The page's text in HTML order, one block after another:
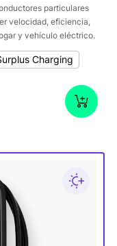
particulares
velocidad, eficiencia,
y vehículo eléctrico.
Charging